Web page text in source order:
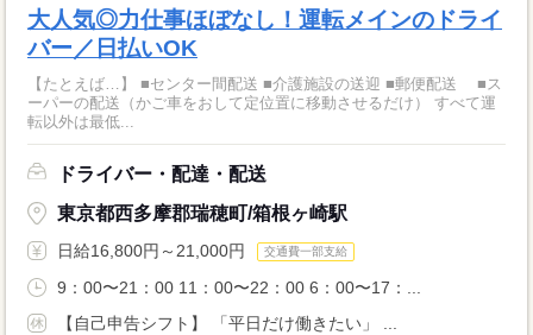
大人気◎力仕事ほぼなし！運転メインのドライ
バー／日払いOK
【たとえば…】 ■センター間配送 ■介護施設の送迎 ■郵便配送 ■ス
ーパーの配送（かご車をおして定位置に移動させるだけ） すべて運
転以外は最低...
ドライバー・配達・配送
東京都西多摩郡瑞穂町/箱根ヶ崎駅
日給16,800円～21,000円 交通費一部支給
9：00〜21：00 11：00〜22：00 6：00〜17：...
【自己申告シフト】 「平日だけ働きたい」 ...